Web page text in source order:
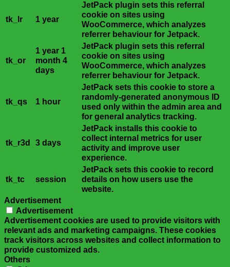
tk_lr 1 year
JetPack plugin sets this referral
cookie on sites using
WooCommerce, which analyzes
referrer behaviour for Jetpack.
tk_or
1 year 1
month 4
days
JetPack plugin sets this referral
cookie on sites using
WooCommerce, which analyzes
referrer behaviour for Jetpack.
tk_qs 1 hour
JetPack sets this cookie to store a
randomly-generated anonymous ID
used only within the admin area and
for general analytics tracking.
tk_r3d 3 days
JetPack installs this cookie to
collect internal metrics for user
activity and improve user
experience.
tk_tc session
JetPack sets this cookie to record
details on how users use the
website.
Advertisement
Advertisement
Advertisement cookies are used to provide visitors with
relevant ads and marketing campaigns. These cookies
track visitors across websites and collect information to
provide customized ads.
Others